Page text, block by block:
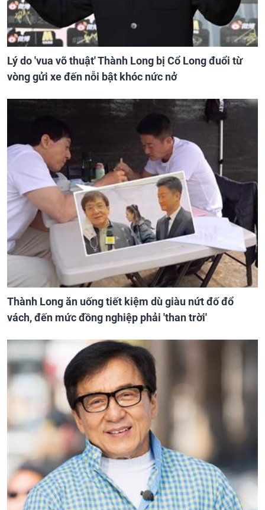
Lý do 'vua võ thuật' Thành Long bị Cổ Long đuổi từ
vòng gửi xe đến nỗi bật khóc nức nở
Thành Long ăn uống tiết kiệm dù giàu nứt đố đổ
vách, đến mức đồng nghiệp phải 'than trời'